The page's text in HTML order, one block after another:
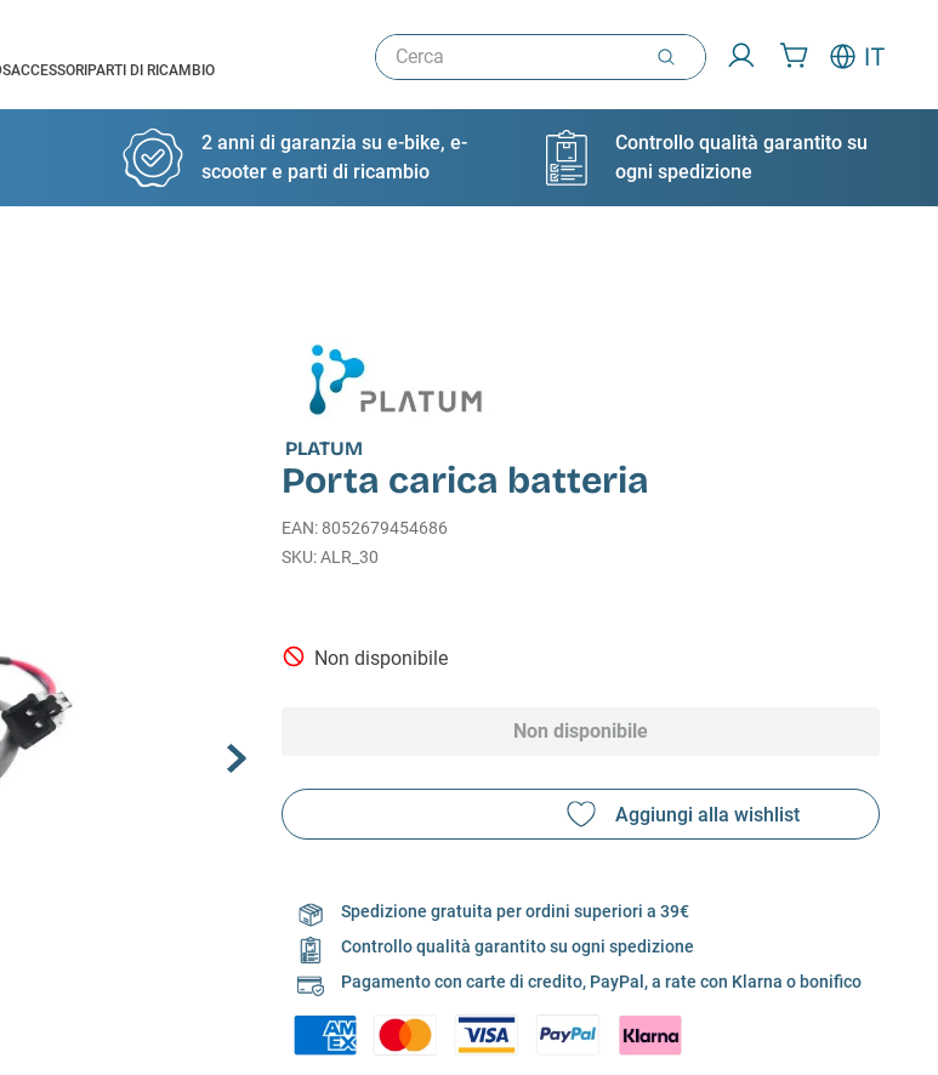
ACCESSORI PARTI DI RICAMBIO
Cerca IT
2 anni di garanzia su e-bike, e-
scooter e parti di ricambio
Controllo qualità garantito su
ogni spedizione
PLATUM
Porta carica batteria
EAN: 8052679454686
ALR_30
Non disponibile
Non disponibile
Spedizione gratuita per ordini superiori a 39€
Controllo qualità garantito su ogni spedizione
Pagamento con carte di credito, PayPal, a rate con Klarna o bonifico